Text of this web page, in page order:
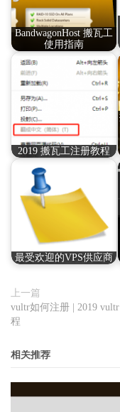
BandwagonHost 搬瓦工
使用指南
2019 搬瓦工注册教程
最受欢迎的VPS供应商
上一篇
vultr如何注册 | 2019
程
相关推荐